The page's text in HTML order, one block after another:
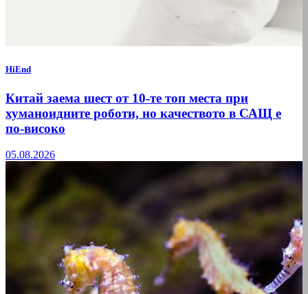
HiEnd
Китай заема шест от 10-те топ места при
хуманоидните роботи, но качеството в САЩ е
по-високо
05.08.2026